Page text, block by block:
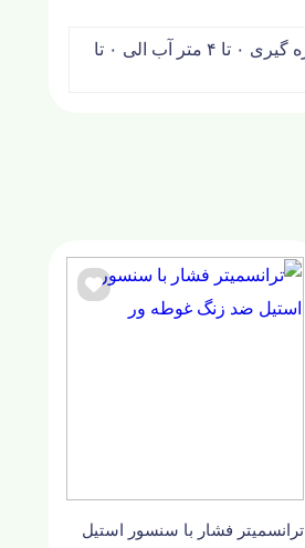
ترانسمیتر فشار و ارتفاع غوطه ور با قطر ۲۷ میلیمتر جهت اندازه گیری ارتفاع مخازن مایعات و آبهای آزاد، با سنسور سرامیکی و بدنه استیل، ارتفاع عای قابل اندازه گیری ۰ تا ۴ متر آب الی ۰ تا
ترانسمیتر فشار با سنسور استیل